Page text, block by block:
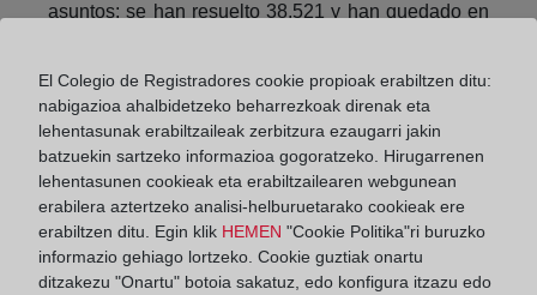
asuntos; se han resuelto 38.521 y han quedado en
han sido estimatorias.
Procedimientos monitorios
Los procedimientos monitorios presentados en el
segundo trimestre de 2019 en los Juzgados de
Primera Instancia y de Primera Instancia e
El Colegio de Registradores cookie propioak erabiltzen ditu:
nabigazioa ahalbidetzeko beharrezkoak direnak eta
lehentasunak erabiltzaileak zerbitzura ezaugarri jakin
batzuekin sartzeko informazioa gogoratzeko. Hirugarrenen
lehentasunen cookieak eta erabiltzailearen webgunean
erabilera aztertzeko analisi-helburuetarako cookieak ere
erabiltzen ditu. Egin klik HEMEN "Cookie Politika"ri buruzko
informazio gehiago lortzeko. Cookie guztiak onartu
ditzakezu "Onartu" botoia sakatuz, edo konfigura itzazu edo